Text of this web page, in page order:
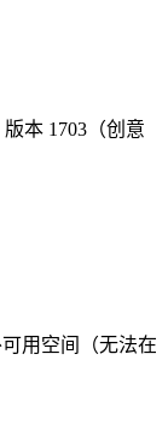
本 1703（创意
用空间（无法在